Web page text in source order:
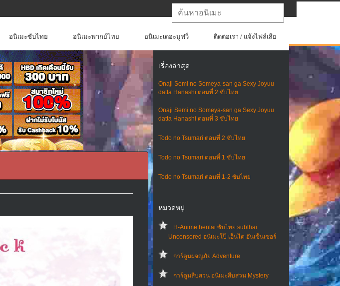
อนิเมะซับไทย อนิเมะพากย์ไทย อนิเมะเดอะมูฟวี่ ติดต่อเรา / แจ้งไฟล์เสีย
เรื่องล่าสุด
Onaji Semi no Someya-san ga Sexy Joyuu
datta Hanashi ตอนที่ 2 ซับไทย
Onaji Semi no Someya-san ga Sexy Joyuu
datta Hanashi ตอนที่ 3 ซับไทย
Todo no Tsumari ตอนที่ 2 ซับไทย
Todo no Tsumari ตอนที่ 1 ซับไทย
Todo no Tsumari ตอนที่ 1-2 ซับไทย
หมวดหมู่
H-Anime hentai ซับไทย subthai
Uncensored อนิเมะโป๊ เฮ็นไต อันเซ็นเซอร์
การ์ตูนผจญภัย Adventure
การ์ตูนสืบสวน อนิเมะสืบสวน Mystery